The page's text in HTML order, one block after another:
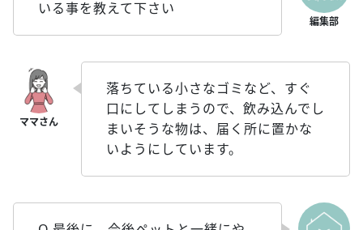
いる事を教えて下さい
落ちている小さなゴミなど、すぐ
口にしてしまうので、飲み込んでし
まいそうな物は、届く所に置かな
いようにしています。